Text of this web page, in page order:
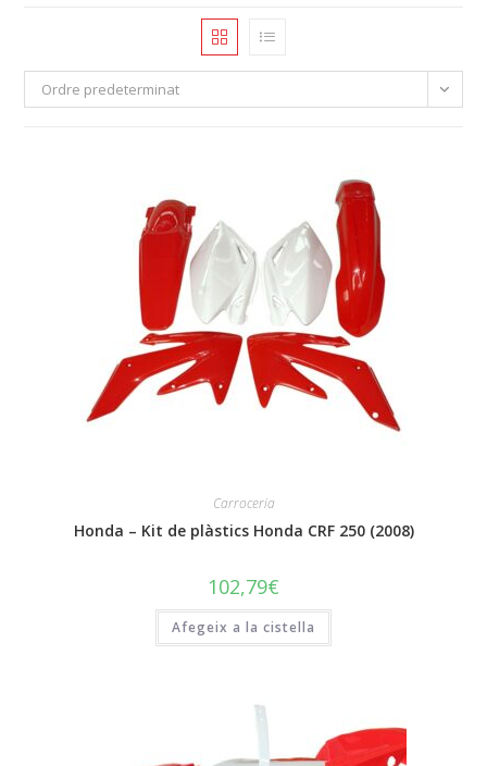
Ordre predeterminat
Carroceria
Honda – Kit de plàstics Honda CRF 250 (2008)
102,79€
Afegeix a la cistella